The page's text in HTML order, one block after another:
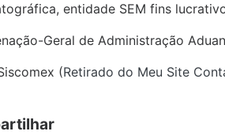
entidade SEM fins
Geral de Administração
(Retirado do Meu Site